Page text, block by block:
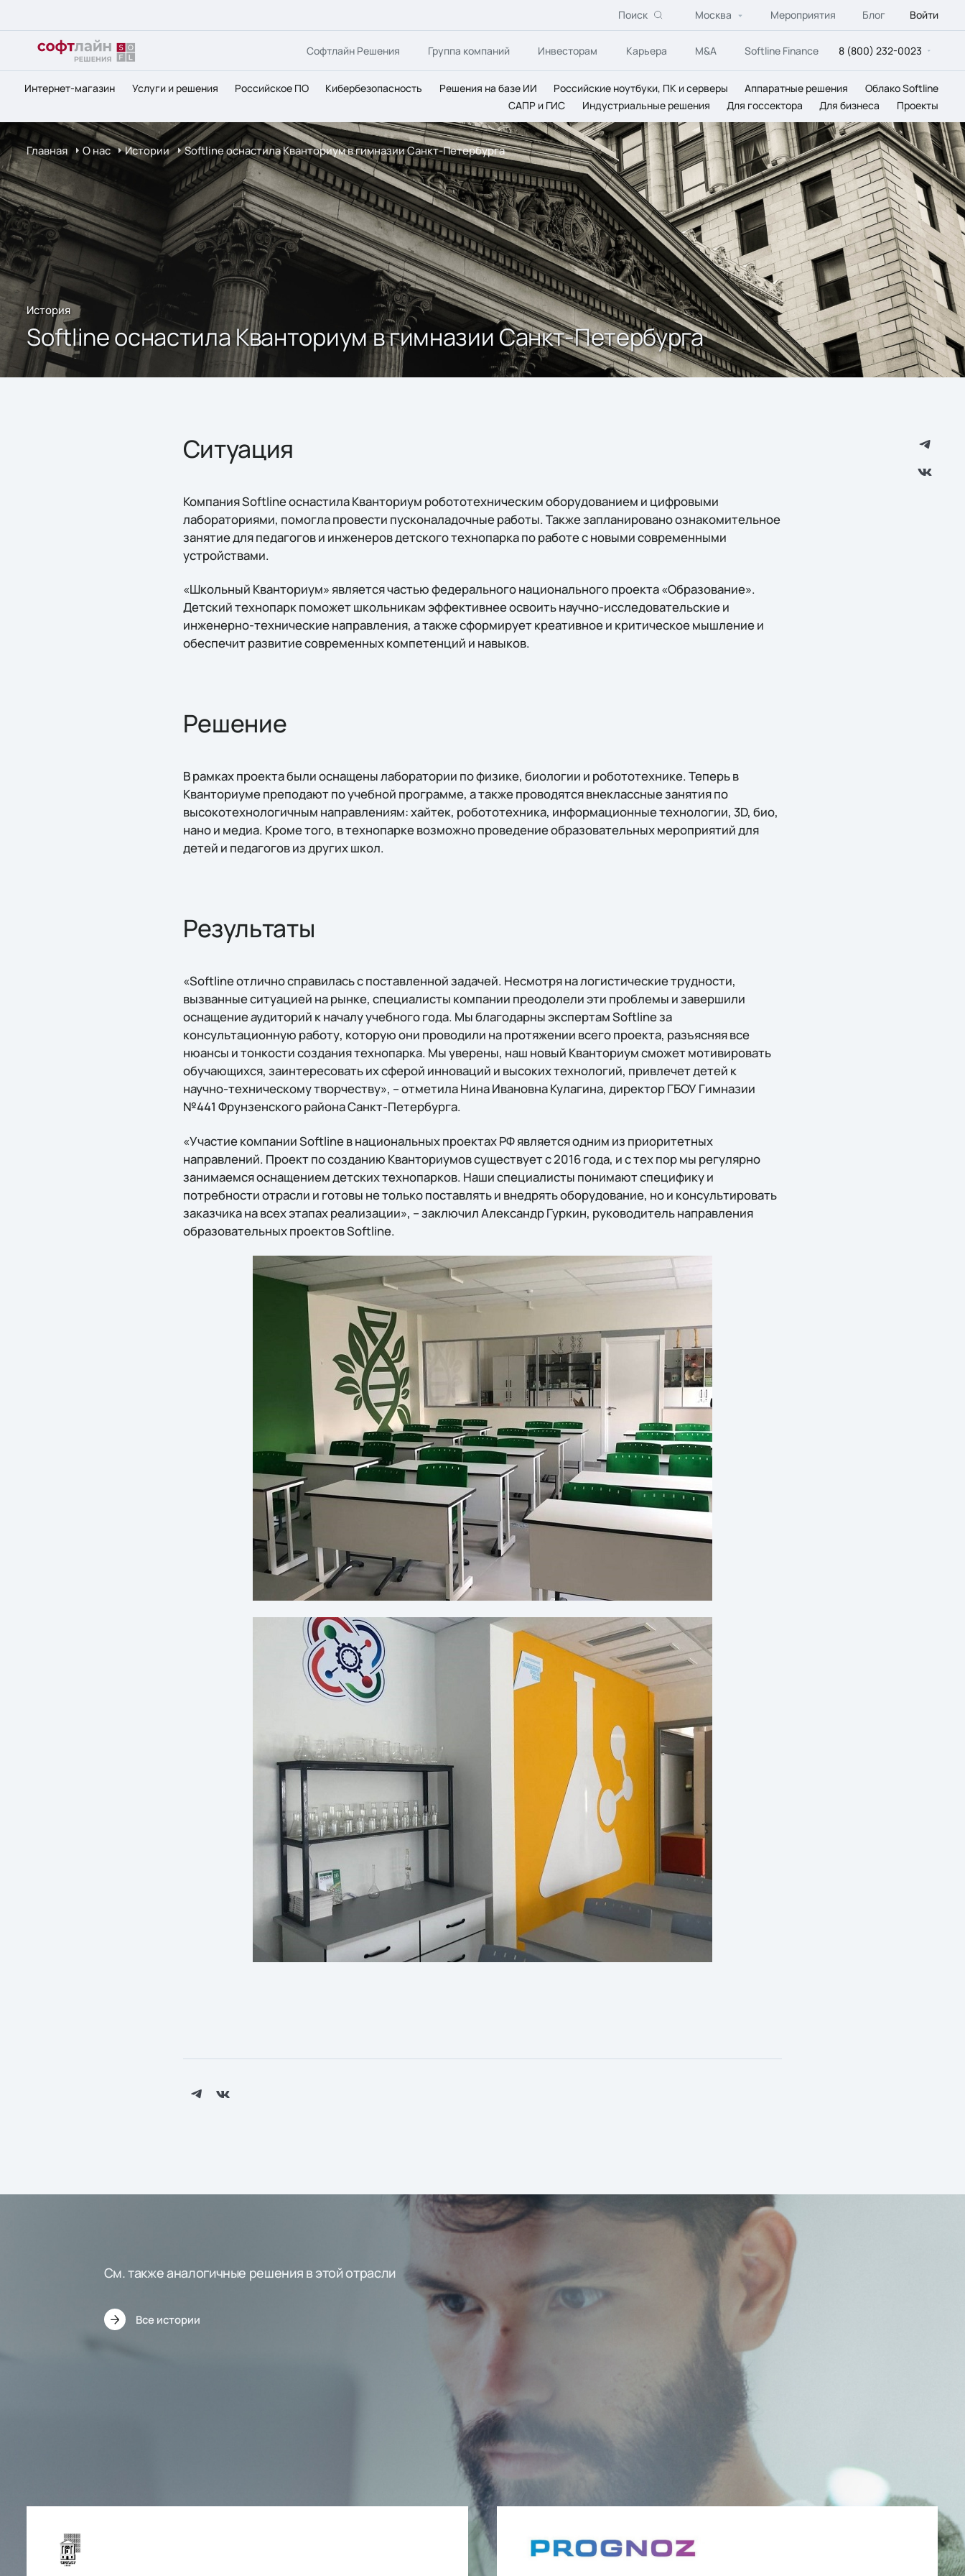
Поиск Москва Мероприятия Блог Войти
Софтлайн Решения Группа компаний Инвесторам Карьера M&A Softline Finance 8 (800) 232-0023
Интернет-магазин Услуги и решения Российское ПО Кибербезопасность Решения на базе ИИ Российские ноутбуки, ПК и серверы Аппаратные решения
Облако Softline
САПР и ГИС
Индустриальные решения Для госсектора Для бизнеса Проекты
Главная О нас Истории Softline оснастила Кванториум в гимназии Санкт-Петербурга
История
Softline оснастила Кванториум в гимназии Санкт-Петербурга
Ситуация
Компания Softline оснастила Кванториум робототехническим оборудованием и цифровыми
лабораториями, помогла провести пусконаладочные работы. Также запланировано ознакомительное
занятие для педагогов и инженеров детского технопарка по работе с новыми современными
устройствами.
«Школьный Кванториум» является частью федерального национального проекта «Образование».
Детский технопарк поможет школьникам эффективнее освоить научно-исследовательские и
инженерно-технические направления, а также сформирует креативное и критическое мышление и
обеспечит развитие современных компетенций и навыков.
Решение
В рамках проекта были оснащены лаборатории по физике, биологии и робототехнике. Теперь в
Кванториуме преподают по учебной программе, а также проводятся внеклассные занятия по
высокотехнологичным направлениям: хайтек, робототехника, информационные технологии, 3D, био,
нано и медиа. Кроме того, в технопарке возможно проведение образовательных мероприятий для
детей и педагогов из других школ.
Результаты
«Softline отлично справилась с поставленной задачей. Несмотря на логистические трудности,
вызванные ситуацией на рынке, специалисты компании преодолели эти проблемы и завершили
оснащение аудиторий к началу учебного года. Мы благодарны экспертам Softline за
консультационную работу, которую они проводили на протяжении всего проекта, разъясняя все
нюансы и тонкости создания технопарка. Мы уверены, наш новый Кванториум сможет мотивировать
обучающихся, заинтересовать их сферой инноваций и высоких технологий, привлечет детей к
научно-техническому творчеству», – отметила Нина Ивановна Кулагина, директор ГБОУ Гимназии
№441 Фрунзенского района Санкт-Петербурга.
«Участие компании Softline в национальных проектах РФ является одним из приоритетных
направлений. Проект по созданию Кванториумов существует с 2016 года, и с тех пор мы регулярно
занимаемся оснащением детских технопарков. Наши специалисты понимают специфику и
потребности отрасли и готовы не только поставлять и внедрять оборудование, но и консультировать
заказчика на всех этапах реализации», – заключил Александр Гуркин, руководитель направления
образовательных проектов Softline.
См. также аналогичные решения в этой отрасли
Все истории